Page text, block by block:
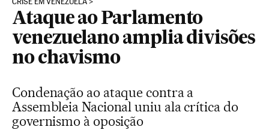
Ataque ao Parlamento
venezuelano amplia divisões
no chavismo
Condenação ao ataque contra a
Assembleia Nacional uniu ala crítica do
governismo à oposição